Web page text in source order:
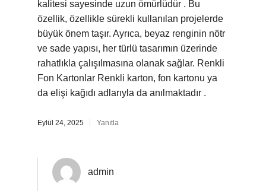
kalitesi sayesinde uzun ömürlüdür . Bu
özellik, özellikle sürekli kullanılan projelerde
büyük önem taşır. Ayrıca, beyaz renginin nötr
ve sade yapısı, her türlü tasarımın üzerinde
rahatlıkla çalışılmasına olanak sağlar. Renkli
Fon Kartonlar Renkli karton, fon kartonu ya
da elişi kağıdı adlarıyla da anılmaktadır .
Eylül 24, 2025 Yanıtla
admin